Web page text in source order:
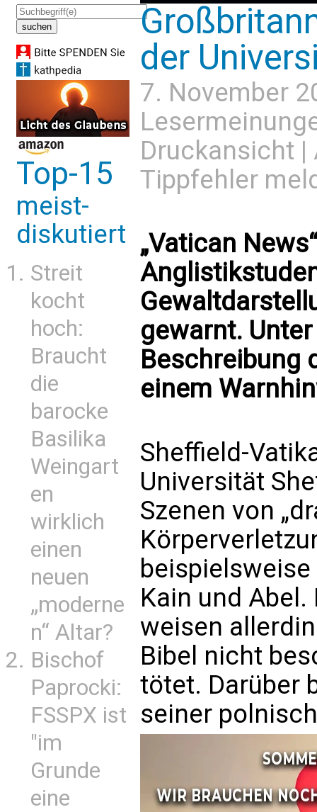
Top-15
meist-
diskutiert
Streit
kocht
hoch:
Braucht
die
barocke
Basilika
Weingart
en
wirklich
einen
neuen
„moderne
n“ Altar?
Bischof
Paprocki:
FSSPX ist
"im
Grunde
eine
der
7. November
Druckansicht |
Tippfehler
„Vatican
gewarnt.
Beschreibung
einem
Sheffield-
Universität
Szenen von
Kain und
weisen
Bibel nicht
tötet. Darüber
seiner